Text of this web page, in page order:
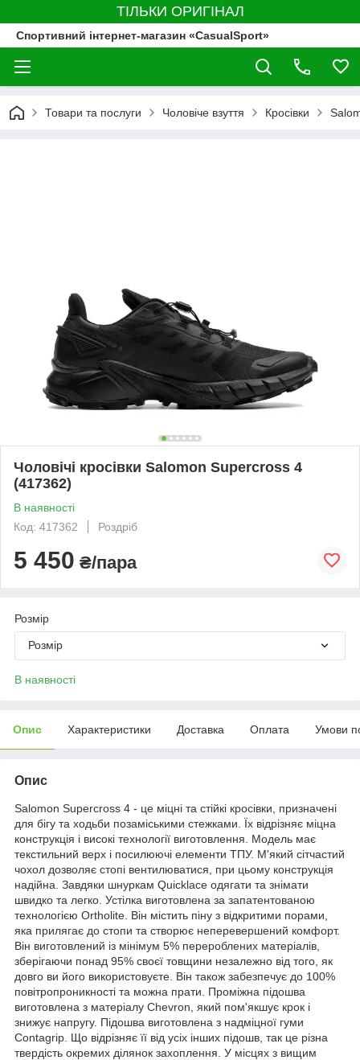
ТІЛЬКИ ОРИГІНАЛ
Спортивний інтернет-магазин «CasualSport»
Товари та послуги Чоловіче взуття Кросівки
Чоловічі кросівки Salomon Supercross 4
(417362)
В наявності
Код: 417362
Роздріб
5 450 ₴/пара
Розмір
Розмір
В наявності
Опис Характеристики Доставка Оплата Умови
Опис
Salomon Supercross 4 - це міцні та стійкі кросівки, призначені
для бігу та ходьби позаміськими стежками. Їх відрізняє міцна
конструкція і високі технології виготовлення. Модель має
текстильний верх і посилюючі елементи ТПУ. М'який сітчастий
чохол дозволяє стопі вентилюватися, при цьому конструкція
надійна. Завдяки шнуркам Quicklace одягати та знімати
швидко та легко. Устілка виготовлена ​​за запатентованою
технологією Ortholite. Він містить піну з відкритими порами,
яка прилягає до стопи та створює неперевершений комфорт.
Він виготовлений із мінімум 5% перероблених матеріалів,
зберігаючи понад 95% своєї товщини незалежно від того, як
довго ви його використовуєте. Він також забезпечує до 100%
повітропроникності та можна прати. Проміжна підошва
виготовлена ​​з матеріалу Chevron, який пом'якшує крок і
знижує напругу. Підошва виготовлена ​​з надміцної гуми
Contagrip. Що відрізняє її від усіх інших підошв, так це різна
твердість окремих ділянок захоплення. У місцях з вищим